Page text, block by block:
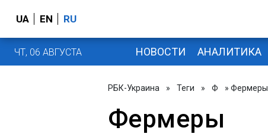
UA EN RU
ЧТ, 06 АВГУСТА НОВОСТИ АНАЛИТИКА
РБК-Украина » Теги » Ф » Фермеры
Фермеры